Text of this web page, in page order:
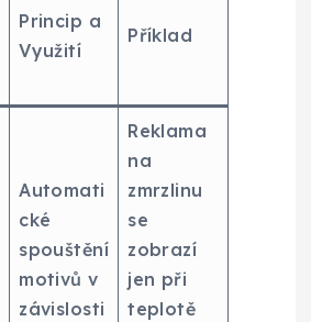
Princip a
Využití
Příklad
Automati
cké
spouštění
motivů v
závislosti
Reklama
na
zmrzlinu
se
zobrazí
jen při
teplotě